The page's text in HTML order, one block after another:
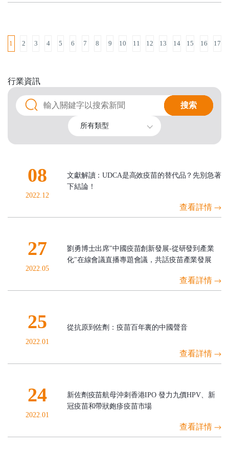
1 2 3 4 5 6 7 8 9 10 11 12 13 14 15 16 17
行業資訊
搜索
搜索
所有類型
08
2022.12
文獻解讀：UDCA是高效疫苗的替代品？先別急著
下結論！
查看詳情
27
2022.05
劉勇博士出席"中國疫苗創新發展-從研發到產業
化"在線會議直播專題會議，共話疫苗產業發展
查看詳情
25
2022.01
從抗原到佐劑：疫苗百年裏的中國聲音
查看詳情
24
2022.01
新佐劑疫苗航母沖刺香港IPO 發力九價HPV、新
冠疫苗和帶狀皰疹疫苗市場
查看詳情